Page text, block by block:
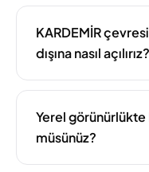
KARDEMİR
dışına nasıl açılırız?
Yerel
müsünüz?